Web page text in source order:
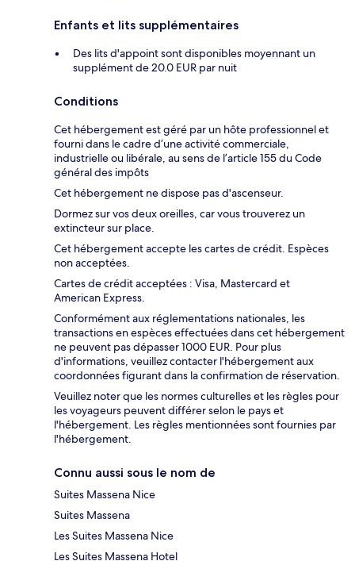
Enfants et lits supplémentaires
Des lits d'appoint sont disponibles moyennant un
supplément de 20.0 EUR par nuit
Conditions
Cet hébergement est géré par un hôte professionnel et
fourni dans le cadre d’une activité commerciale,
industrielle ou libérale, au sens de l’article 155 du Code
général des impôts
Cet hébergement ne dispose pas d'ascenseur.
Dormez sur vos deux oreilles, car vous trouverez un
extincteur sur place.
Cet hébergement accepte les cartes de crédit. Espèces
non acceptées.
Cartes de crédit acceptées : Visa, Mastercard et
American Express.
Conformément aux réglementations nationales, les
transactions en espèces effectuées dans cet hébergement
ne peuvent pas dépasser 1000 EUR. Pour plus
d'informations, veuillez contacter l'hébergement aux
coordonnées figurant dans la confirmation de réservation.
Veuillez noter que les normes culturelles et les règles pour
les voyageurs peuvent différer selon le pays et
l'hébergement. Les règles mentionnées sont fournies par
l'hébergement.
Connu aussi sous le nom de
Suites Massena Nice
Suites Massena
Les Suites Massena Nice
Les Suites Massena Hotel